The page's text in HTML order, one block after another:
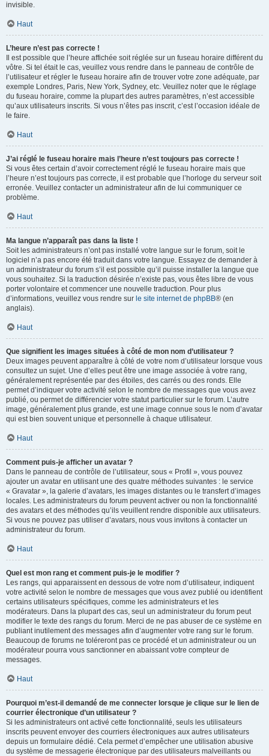
invisible.
Haut
L’heure n’est pas correcte !
Il est possible que l’heure affichée soit réglée sur un fuseau horaire différent du
vôtre. Si tel était le cas, veuillez vous rendre dans le panneau de contrôle de
l’utilisateur et régler le fuseau horaire afin de trouver votre zone adéquate, par
exemple Londres, Paris, New York, Sydney, etc. Veuillez noter que le réglage
du fuseau horaire, comme la plupart des autres paramètres, n’est accessible
qu’aux utilisateurs inscrits. Si vous n’êtes pas inscrit, c’est l’occasion idéale de
le faire.
Haut
J’ai réglé le fuseau horaire mais l’heure n’est toujours pas correcte !
Si vous êtes certain d’avoir correctement réglé le fuseau horaire mais que
l’heure n’est toujours pas correcte, il est probable que l’horloge du serveur soit
erronée. Veuillez contacter un administrateur afin de lui communiquer ce
problème.
Haut
Ma langue n’apparaît pas dans la liste !
Soit les administrateurs n’ont pas installé votre langue sur le forum, soit le
logiciel n’a pas encore été traduit dans votre langue. Essayez de demander à
un administrateur du forum s’il est possible qu’il puisse installer la langue que
vous souhaitez. Si la traduction désirée n’existe pas, vous êtes libre de vous
porter volontaire et commencer une nouvelle traduction. Pour plus
d’informations, veuillez vous rendre sur le site internet de phpBB® (en
anglais).
Haut
Que signifient les images situées à côté de mon nom d’utilisateur ?
Deux images peuvent apparaître à côté de votre nom d’utilisateur lorsque vous
consultez un sujet. Une d’elles peut être une image associée à votre rang,
généralement représentée par des étoiles, des carrés ou des ronds. Elle
permet d’indiquer votre activité selon le nombre de messages que vous avez
publié, ou permet de différencier votre statut particulier sur le forum. L’autre
image, généralement plus grande, est une image connue sous le nom d’avatar
qui est bien souvent unique et personnelle à chaque utilisateur.
Haut
Comment puis-je afficher un avatar ?
Dans le panneau de contrôle de l’utilisateur, sous « Profil », vous pouvez
ajouter un avatar en utilisant une des quatre méthodes suivantes : le service
« Gravatar », la galerie d’avatars, les images distantes ou le transfert d’images
locales. Les administrateurs du forum peuvent activer ou non la fonctionnalité
des avatars et des méthodes qu’ils veuillent rendre disponible aux utilisateurs.
Si vous ne pouvez pas utiliser d’avatars, nous vous invitons à contacter un
administrateur du forum.
Haut
Quel est mon rang et comment puis-je le modifier ?
Les rangs, qui apparaissent en dessous de votre nom d’utilisateur, indiquent
votre activité selon le nombre de messages que vous avez publié ou identifient
certains utilisateurs spécifiques, comme les administrateurs et les
modérateurs. Dans la plupart des cas, seul un administrateur du forum peut
modifier le texte des rangs du forum. Merci de ne pas abuser de ce système en
publiant inutilement des messages afin d’augmenter votre rang sur le forum.
Beaucoup de forums ne toléreront pas ce procédé et un administrateur ou un
modérateur pourra vous sanctionner en abaissant votre compteur de
messages.
Haut
Pourquoi m’est-il demandé de me connecter lorsque je clique sur le lien de
courrier électronique d’un utilisateur ?
Si les administrateurs ont activé cette fonctionnalité, seuls les utilisateurs
inscrits peuvent envoyer des courriers électroniques aux autres utilisateurs
depuis un formulaire dédié. Cela permet d’empêcher une utilisation abusive
du système de messagerie électronique par des utilisateurs malveillants ou